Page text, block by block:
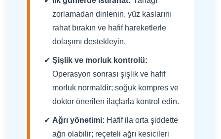
zorlamadan dinlenin, yüz kaslarını
rahat bırakın ve hafif hareketlerle
dolaşımı destekleyin.
Şişlik ve morluk kontrolü:
Operasyon sonrası şişlik ve hafif
morluk normaldir; soğuk kompres ve
doktor önerilen ilaçlarla kontrol edin.
Ağrı yönetimi: Hafif ila orta şiddette
ağrı olabilir; reçeteli ağrı kesicileri